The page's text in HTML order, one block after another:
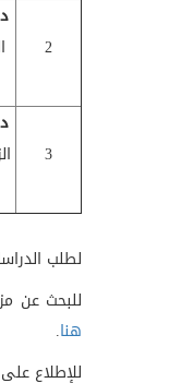
2
3
لطلب
للبحث عن
هنا.
للإطلاع